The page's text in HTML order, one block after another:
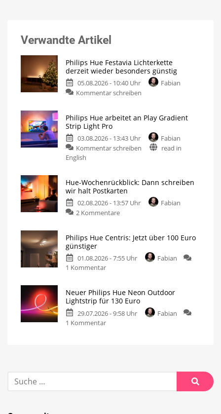
Verwandte Artikel
Philips Hue Festavia Lichterkette
derzeit wieder besonders günstig
05.08.2026 - 10:40 Uhr
Fabian
Kommentar schreiben
Philips Hue arbeitet an Play Gradient
Strip Light Pro
03.08.2026 - 13:43 Uhr
Fabian
Kommentar schreiben
read in
English
Hue-Wochenrückblick: Dann schreiben
wir halt Postkarten
02.08.2026 - 13:57 Uhr
Fabian
2 Kommentare
Philips Hue Centris: Jetzt über 100 Euro
günstiger
01.08.2026 - 7:55 Uhr
Fabian
1 Kommentar
Neuer Philips Hue Neon Outdoor
Lightstrip für 130 Euro
29.07.2026 - 9:58 Uhr
Fabian
1 Kommentar